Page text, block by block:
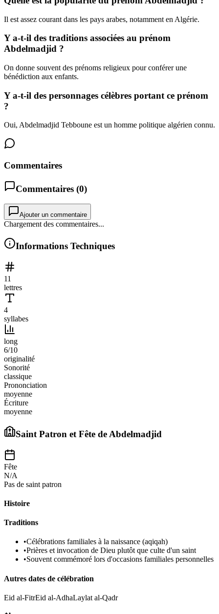
Il est assez courant dans les pays arabes, notamment en Algérie.
Y a-t-il des traditions associées au prénom
Abdelmadjid ?
On donne souvent des prénoms religieux pour conférer une
bénédiction aux enfants.
Y a-t-il des personnages célèbres portant ce prénom
?
Oui, Abdelmadjid Tebboune est un homme politique algérien connu.
Commentaires
Commentaires (0)
Ajouter un commentaire
Chargement des commentaires...
Informations Techniques
11
lettres
4
syllabes
long
6/10
originalité
Sonorité
classique
Prononciation
moyenne
Écriture
moyenne
Saint Patron et Fête de Abdelmadjid
Fête
N/A
Pas de saint patron
Histoire
Traditions
•Célébrations familiales à la naissance (aqiqah)
•Prières et invocation de Dieu plutôt que culte d'un saint
•Souvent commémoré lors d'occasions familiales personnelles
Autres dates de célébration
Eid al-FitrEid al-AdhaLaylat al-Qadr